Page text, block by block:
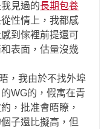
見過的長期包養
性情上，我都感
到傢裡前提還可
表面，估量沒幾
，我由於不找外埠
WG的，假寓在青
，批准會晤瞭，
子還比擬高，但